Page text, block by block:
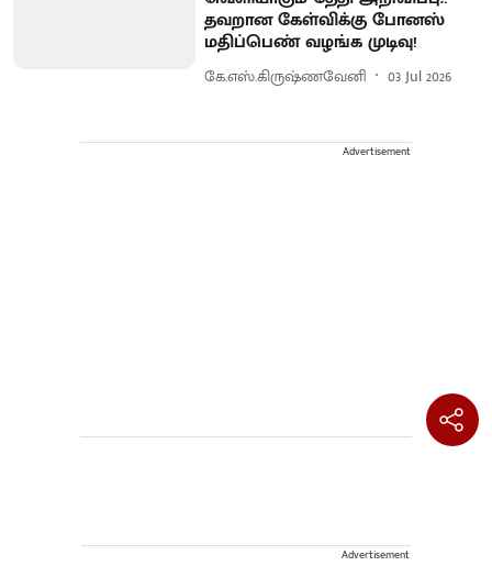
தவறான கேள்விக்கு போனஸ்
மதிப்பெண் வழங்க முடிவு!
கே.எஸ்.கிருஷ்ணவேனி 03 Jul 2026
Advertisement
Advertisement